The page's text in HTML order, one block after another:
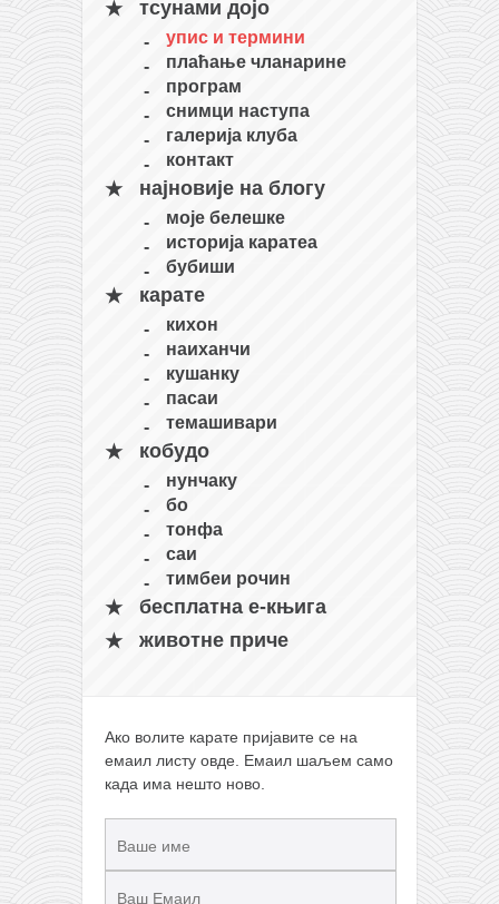
тсунами дојо
упис и термини
плаћање чланарине
програм
снимци наступа
галерија клуба
контакт
најновије на блогу
моје белешке
историја каратеа
бубиши
карате
кихон
наиханчи
кушанку
пасаи
темашивари
кобудо
нунчаку
бо
тонфа
саи
тимбеи рочин
бесплатна е-књига
животне приче
Ако волите карате пријавите се на
емаил листу овде. Емаил шаљем само
када има нешто ново.